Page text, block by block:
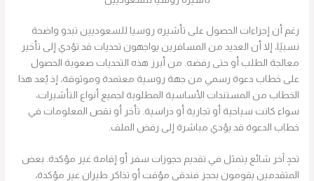
رغم أن إجراءات الحصول على تأشيره روسيا للسعوديين تبدو واضحة
نسبيًا، إلا أن العديد من المسافرين يواجهون تحديات قد تؤدي إلى تأخير
معالجة الطلب أو حتى رفضه. من أبرز هذه التحديات صعوبة الحصول
على خطاب دعوة رسمي من جهة روسية معتمدة وموثوقة، إذ يُعد هذا
الخطاب من المستندات الأساسية المطلوبة لجميع أنواع التأشيرات،
سواء كانت سياحية أو تجارية أو دراسية. تأخر أو نقص المعلومات في
خطاب الدعوة قد يؤدي مباشرة إلى رفض الملف.
تحدٍ آخر شائع يتمثل في تقديم حجوزات سفر أو إقامة غير مؤكدة. بعض
المتقدمين يقومون بحجز فندقي مؤقت أو تذاكر طيران غير مؤكدة،